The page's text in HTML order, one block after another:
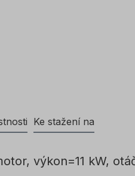
Ke stažení na
výkon=11 kW,